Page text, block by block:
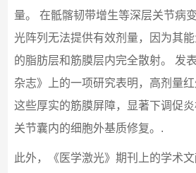
量。 在骶髂韧带增生等深层关节病
光阵列无法提供有效剂量，因为其
的脂肪层和筋膜层内完全散射。 发
杂志》上的一项研究表明，高剂量
这些厚实的筋膜屏障，显著下调促
关节囊内的细胞外基质修复。.
此外，《医学激光》期刊上的学术